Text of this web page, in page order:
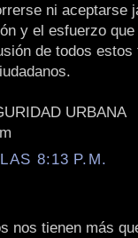
ni aceptarse
y el esfuerzo que
de todos estos
URBANA
8:13 P.M.
nos tienen más